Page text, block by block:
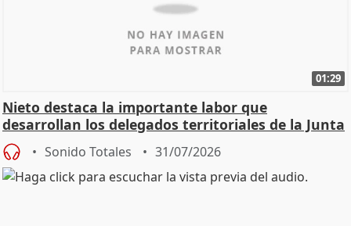
01:29
Nieto destaca la importante labor que
desarrollan los delegados territoriales de la Junta
Sonido Totales 31/07/2026